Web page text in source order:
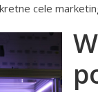
cele